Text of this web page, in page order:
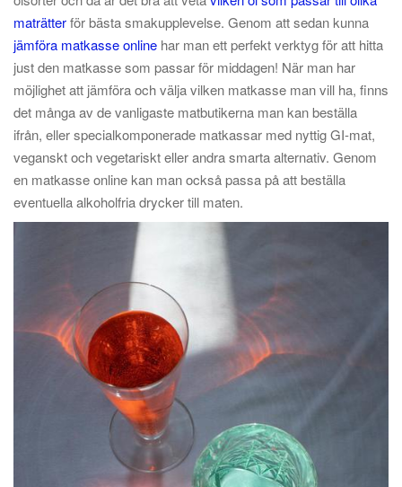
maträtterför bästa smakupplevelse. Genom att sedan kunna
jämföra matkasse online har man ett perfekt verktyg för att hitta
just den matkasse som passar för middagen! När man har
möjlighet att jämföra och välja vilken matkasse man vill ha, finns
det många av de vanligaste matbutikerna man kan beställa
ifrån, eller specialkomponerade matkassar med nyttig GI-mat,
veganskt och vegetariskt eller andra smarta alternativ. Genom
en matkasse online kan man också passa på att beställa
eventuella alkoholfria drycker till maten.